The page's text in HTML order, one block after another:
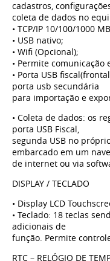
cadastros,
coleta de dados no
• TCP/IP 10/100/1000
• USB nativo;
• Wifi (Opcional);
• Permite
• Porta USB
porta usb secundária
para importação e
• Coleta de dados: os
porta USB Fiscal,
segunda USB no
embarcado em um
de internet ou via
DISPLAY / TECLADO
• Display LCD
• Teclado: 18 teclas
adicionais de
função. Permite
RTC – RELÓGIO DE